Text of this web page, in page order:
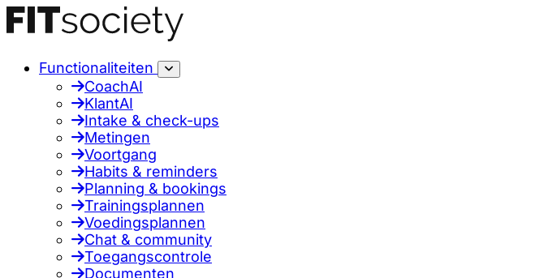
Functionaliteiten
CoachAI
KlantAI
Intake & check-ups
Metingen
Voortgang
Habits & reminders
Planning & bookings
Trainingsplannen
Voedingsplannen
Chat & community
Toegangscontrole
Documenten